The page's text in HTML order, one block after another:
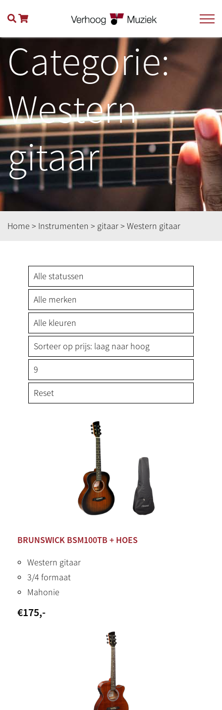
Categorie:
Western
gitaar
Home > Instrumenten > gitaar> Western gitaar
BRUNSWICK BSM100TB + HOES
Western gitaar
3/4 formaat
Mahonie
€175,-
Reset